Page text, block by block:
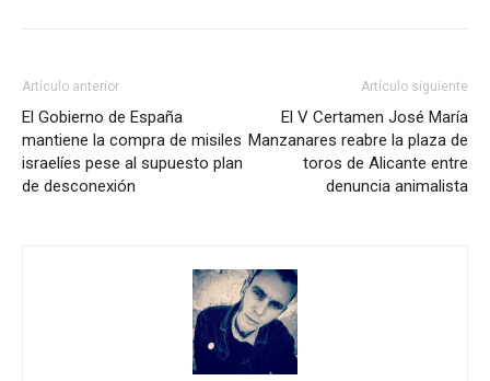
Artículo anterior
El Gobierno de España
mantiene la compra de misiles
israelíes pese al supuesto plan
de desconexión
Artículo siguiente
El V Certamen José María
Manzanares reabre la plaza de
toros de Alicante entre
denuncia animalista